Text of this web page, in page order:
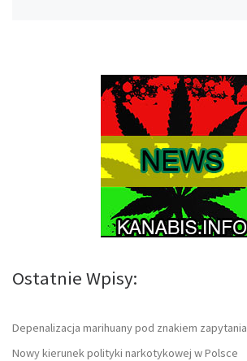
Ostatnie Wpisy:
Depenalizacja marihuany pod znakiem zapytania
Nowy kierunek polityki narkotykowej w Polsce